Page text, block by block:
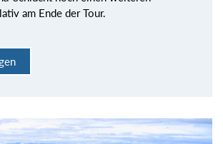
am Ende der Tour.